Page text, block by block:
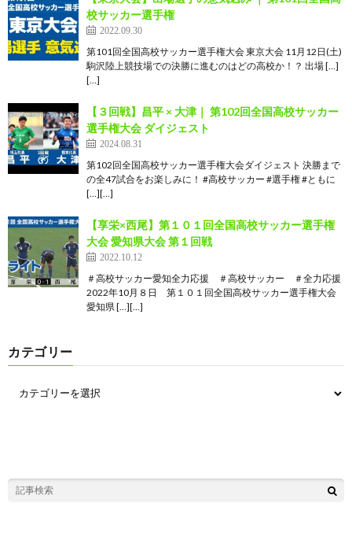
校サッカー選手権
2022.09.30
第101回全国高校サッカー選手権大会 東京大会 11月12日(土)
駒沢陸上競技場での決勝に進むのはどの高校か！？ 出場 […]
[…]
【３回戦】昌平 × 大津｜ 第102回全国高校サッカー
選手権大会 ダイジェスト
2024.08.31
第102回全国高校サッカー選手権大会ダイジェスト 決勝まで
の全47試合をお楽しみに！ #高校サッカー #選手権 #ともに
[…][…]
【享栄×西尾】第１０１回全国高校サッカー選手権
大会 愛知県大会 第１回戦
2022.10.12
＃高校サッカー愛知全力応援 ＃高校サッカー ＃全力応援
2022年10月８日 第１０１回全国高校サッカー選手権大会
愛知県 […][…]
カテゴリー